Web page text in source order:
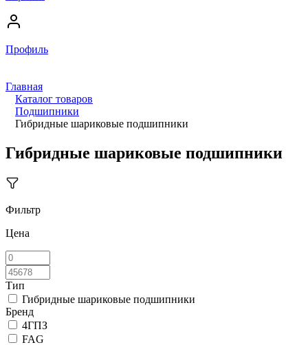
Профиль
Главная
Каталог товаров
Подшипники
Гибридные шариковые подшипники
Гибридные шариковые подшипники
Фильтр
Цена
Тип
Гибридные шариковые подшипники
Бренд
4ГПЗ
FAG